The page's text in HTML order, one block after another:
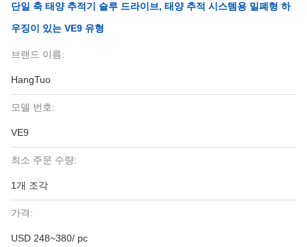
단일 축 태양 추적기 슬루 드라이브, 태양 추적 시스템용 밀폐형 하
우징이 있는 VE9 유형
브랜드 이름:
HangTuo
모델 번호:
VE9
최소 주문 수량:
1개 조각
가격:
USD 248~380/ pc